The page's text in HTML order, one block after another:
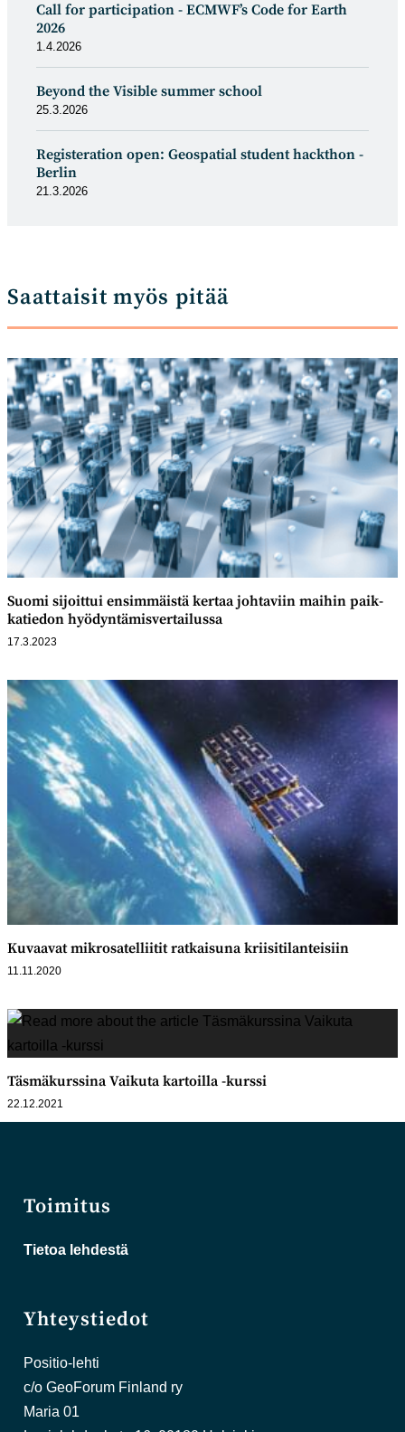
Call for participation - ECMWF’s Code for Earth
2026
1.4.2026
Beyond the Visible summer school
25.3.2026
Registeration open: Geospatial student hackthon -
Berlin
21.3.2026
Saattaisit myös pitää
Suomi sijoittui ensim­mäistä kertaa johtaviin maihin paik­
katiedon hyödyntämis­vertailussa
17.3.2023
Kuvaavat mikrosatelliitit ratkaisuna kriisitilanteisiin
11.11.2020
Täsmäkurssina Vaikuta kartoilla -kurssi
22.12.2021
Toimitus
Tietoa lehdestä
Yhteystiedot
Positio-lehti
c/o GeoForum Finland ry
Maria 01